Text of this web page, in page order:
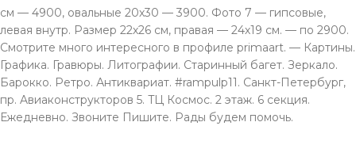
см — 4900, овальные 20х30 — 3900. Фото 7 — гипсовые,
левая внутр. Размер 22х26 см, правая — 24х19 см. — по 2900.
Смотрите много интересного в профиле primaart. — Картины.
Графика. Гравюры. Литографии. Старинный багет. Зеркало.
Барокко. Ретро. Антиквариат. #rampulp11. Санкт-Петербург,
пр. Aвиаконструкторов 5. TЦ Космос. 2 этаж. 6 секция.
Ежeдневно. Звонитe Пишите. Рады будeм помочь.